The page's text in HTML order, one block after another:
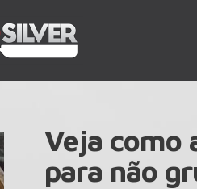
Veja como
para não